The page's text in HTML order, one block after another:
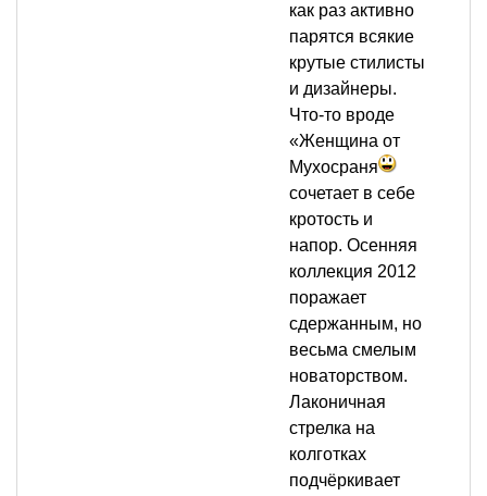
как раз активно
парятся всякие
крутые стилисты
и дизайнеры.
Что-то вроде
«Женщина от
Мухосраня
сочетает в себе
кротость и
напор. Осенняя
коллекция 2012
поражает
сдержанным, но
весьма смелым
новаторством.
Лаконичная
стрелка на
колготках
подчёркивает